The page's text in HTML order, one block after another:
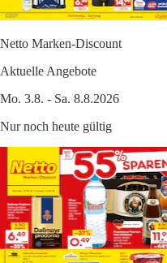
Netto Marken-Discount
Aktuelle Angebote
Mo. 3.8. - Sa. 8.8.2026
Nur noch heute gültig